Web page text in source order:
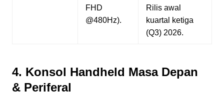
FHD
@480Hz).
Rilis awal
kuartal ketiga
(Q3) 2026.
4. Konsol Handheld Masa Depan
& Periferal